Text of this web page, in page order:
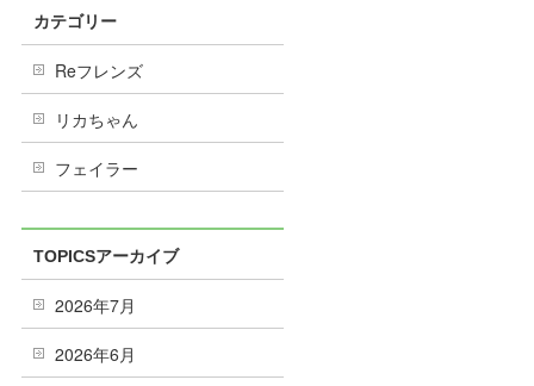
カテゴリー
Reフレンズ
リカちゃん
フェイラー
TOPICSアーカイブ
2026年7月
2026年6月